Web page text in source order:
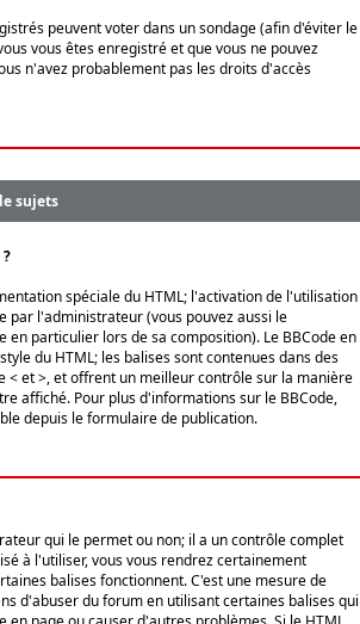
peuvent voter dans un sondage (afin d'éviter le
vous êtes enregistré et que vous ne pouvez
n'avez probablement pas les droits d'accès
sujets
spéciale du HTML; l'activation de l'utilisation
par l'administrateur (vous pouvez aussi le
en particulier lors de sa composition). Le BBCode en
du HTML; les balises sont contenues dans des
< et >, et offrent un meilleur contrôle sur la manière
affiché. Pour plus d'informations sur le BBCode,
depuis le formulaire de publication.
qui le permet ou non; il a un contrôle complet
à l'utiliser, vous vous rendrez certainement
balises fonctionnent. C'est une mesure de
d'abuser du forum en utilisant certaines balises qui